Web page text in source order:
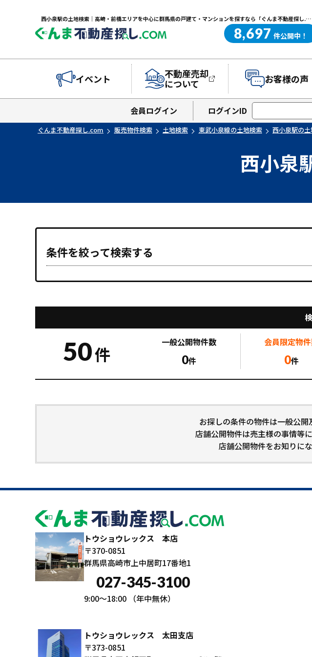
西小泉駅の土地検索｜高崎・前橋エリアを中心に群馬県の戸建て・マンションを探すなら「ぐんま不動産探し.com」
ぐんま不動産探し.com
8,697 件公開中！
イベント
不動産売却
について
お客様の声
会員ログイン ログインID
ぐんま不動産探し.com 販売物件検索 土地検索 東武小泉線の土地検索 西小泉駅の
西小泉
条件を絞って検索する
50件
一般公開物件数
0件
会員限定物
0件
お探しの条件の物件は一般公開
店舗公開物件は売主様の事情等
店舗公開物件をお知りに
トウショウレックス 本店
〒370-0851
群馬県高崎市上中居町17番地1
027-345-3100
9:00～18:00 （年中無休）
トウショウレックス 太田支店
〒373-0851